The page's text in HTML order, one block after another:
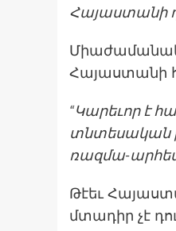
Հայաստանի
Հայաստանի
“Կարեւոր է
տնտեսական
ռազմա-
Թէեւ
մտադիր չէ